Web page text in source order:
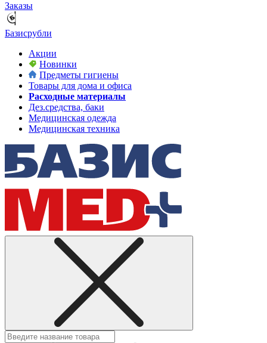
Заказы
Базисрубли
Акции
Новинки
Предметы гигиены
Товары для дома и офиса
Расходные материалы
Дез.средства, баки
Медицинская одежда
Медицинская техника